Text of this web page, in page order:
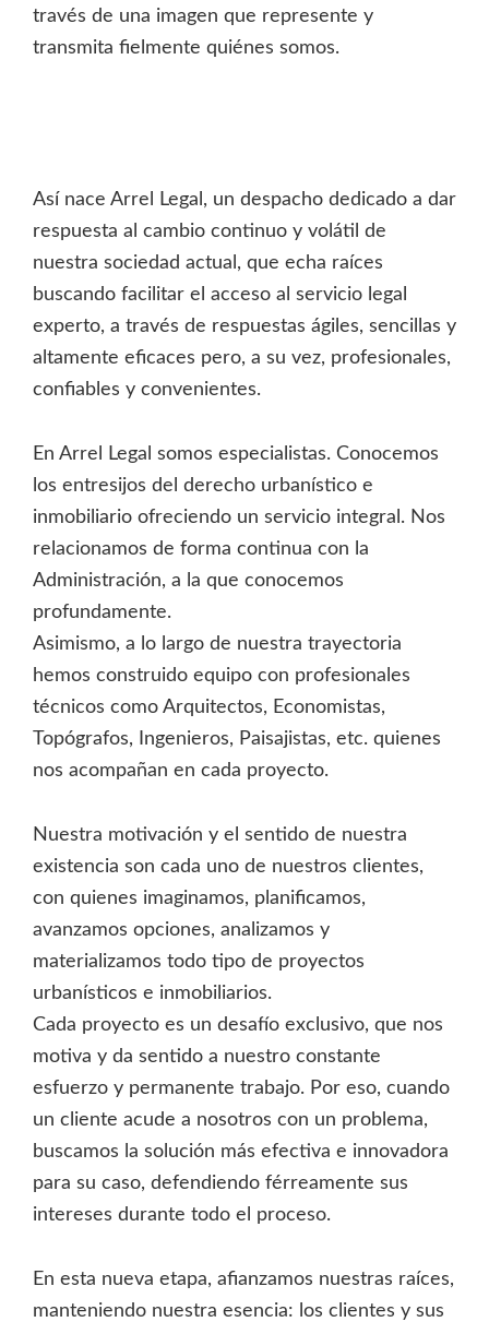
través de una imagen que represente y
transmita fielmente quiénes somos.
Así nace Arrel Legal, un despacho dedicado a dar
respuesta al cambio continuo y volátil de
nuestra sociedad actual, que echa raíces
buscando facilitar el acceso al servicio legal
experto, a través de respuestas ágiles, sencillas y
altamente eficaces pero, a su vez, profesionales,
confiables y convenientes.
En Arrel Legal somos especialistas. Conocemos
los entresijos del derecho urbanístico e
inmobiliario ofreciendo un servicio integral. Nos
relacionamos de forma continua con la
Administración, a la que conocemos
profundamente.
Asimismo, a lo largo de nuestra trayectoria
hemos construido equipo con profesionales
técnicos como Arquitectos, Economistas,
Topógrafos, Ingenieros, Paisajistas, etc. quienes
nos acompañan en cada proyecto.
Nuestra motivación y el sentido de nuestra
existencia son cada uno de nuestros clientes,
con quienes imaginamos, planificamos,
avanzamos opciones, analizamos y
materializamos todo tipo de proyectos
urbanísticos e inmobiliarios.
Cada proyecto es un desafío exclusivo, que nos
motiva y da sentido a nuestro constante
esfuerzo y permanente trabajo. Por eso, cuando
un cliente acude a nosotros con un problema,
buscamos la solución más efectiva e innovadora
para su caso, defendiendo férreamente sus
intereses durante todo el proceso.
En esta nueva etapa, afianzamos nuestras raíces,
manteniendo nuestra esencia: los clientes y sus